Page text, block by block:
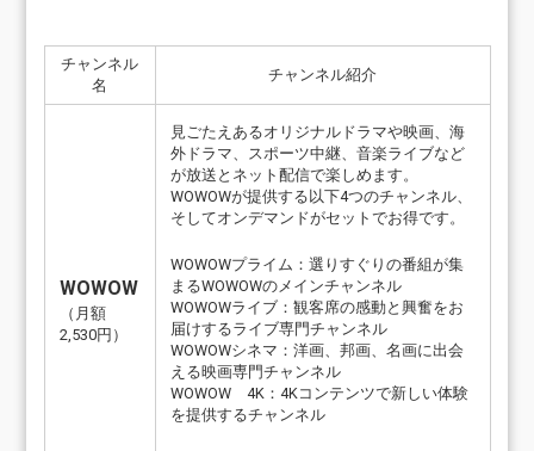
チャンネル
名
チャンネル紹介
WOWOW
（月額
2,530円）
見ごたえあるオリジナルドラマや映画、海
外ドラマ、スポーツ中継、音楽ライブなど
が放送とネット配信で楽しめます。
WOWOWが提供する以下4つのチャンネル、
そしてオンデマンドがセットでお得です。
WOWOWプライム：選りすぐりの番組が集
まるWOWOWのメインチャンネル
WOWOWライブ：観客席の感動と興奮をお
届けするライブ専門チャンネル
WOWOWシネマ：洋画、邦画、名画に出会
える映画専門チャンネル
WOWOW 4K：4Kコンテンツで新しい体験
を提供するチャンネル